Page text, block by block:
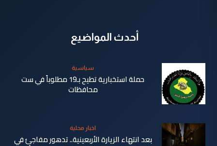
أحدث المواضيع
دقيقة
سياسية
حملة استخبارية تطيح بـ19 مطلوباً في ست
محافظات
اخبار محلية
بعد انتهاء الزيارة الأربعينية.. تدهور مفاجئ في